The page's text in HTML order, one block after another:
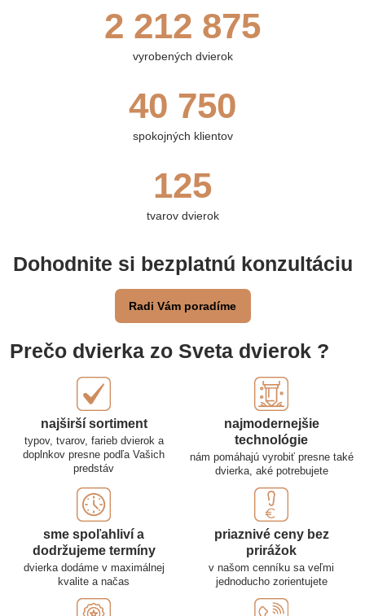
3 540 700
vyrobených dvierok
65 200
spokojných klientov
125
tvarov dvierok
Dohodnite si bezplatnú konzultáciu
Radi Vám poradíme
Prečo dvierka zo Sveta dvierok ?
najširší sortiment
typov, tvarov, farieb dvierok a
doplnkov presne podľa Vašich
predstáv
najmodernejšie
technológie
nám pomáhajú vyrobiť presne také
dvierka, aké potrebujete
sme spoľahliví a
dodržujeme termíny
dvierka dodáme v maximálnej
kvalite a načas
priaznivé ceny bez
prirážok
v našom cenníku sa veľmi
jednoducho zorientujete